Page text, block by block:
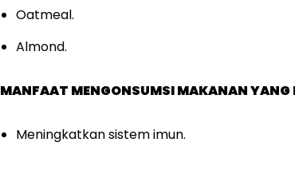
Oatmeal.
Almond.
MANFAAT MENGONSUMSI MAKANAN
Meningkatkan sistem imun.